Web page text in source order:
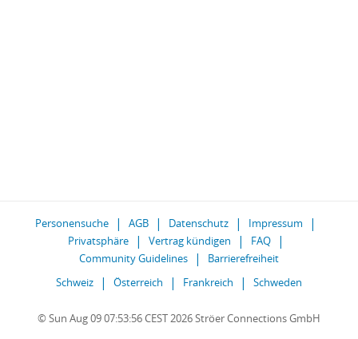
Personensuche AGB Datenschutz
Impressum
Privatsphäre
Vertrag kündigen
FAQ
Community Guidelines
Barrierefreiheit
Schweiz
Österreich Frankreich Schweden
© Sun Aug 09 07:53:56 CEST 2026 Ströer Connections GmbH